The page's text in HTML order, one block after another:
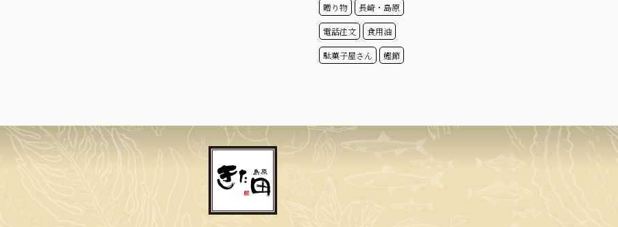
贈り物 長崎・島原
電話注文 食用油
駄菓子屋さん 鰹節